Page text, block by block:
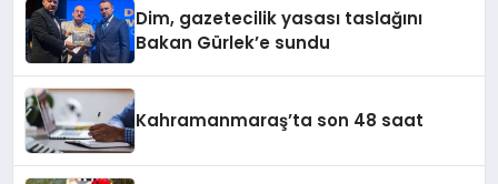
Dim, gazetecilik yasası taslağını
Bakan Gürlek’e sundu
Kahramanmaraş’ta son 48 saat